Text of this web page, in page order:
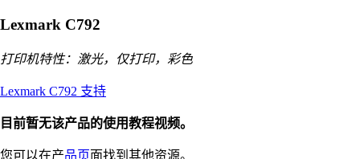
Lexmark C792
打印机特性：激光，仅打印，彩色
Lexmark C792 支持
目前暂无该产品的使用教程视频。
您可以在产品页面找到其他资源。